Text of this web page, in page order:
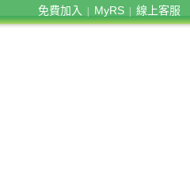
免費加入 MyRS 線上客服